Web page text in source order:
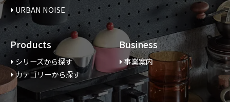
URBAN NOISE
Products
シリーズから探す
カテゴリーから探す
Business
事業案内